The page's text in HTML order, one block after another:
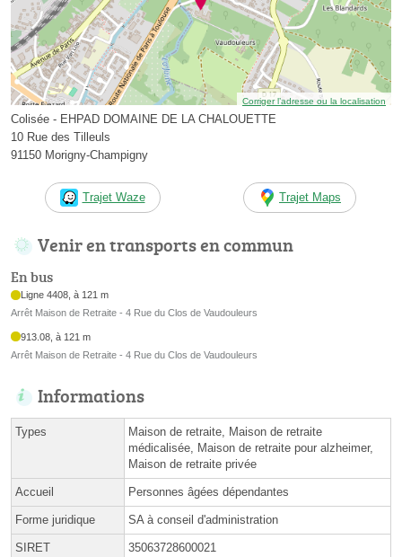
Corriger l’adresse ou la localisation
Colisée - EHPAD DOMAINE DE LA CHALOUETTE
10 Rue des Tilleuls
91150 Morigny-Champigny
Trajet Waze Trajet Maps
Venir en transports en commun
En bus
Ligne 4408, à 121 m
Arrêt Maison de Retraite - 4 Rue du Clos de Vaudouleurs
913.08, à 121 m
Arrêt Maison de Retraite - 4 Rue du Clos de Vaudouleurs
Informations
Types
Maison de retraite, Maison de retraite
médicalisée, Maison de retraite pour alzheimer,
Maison de retraite privée
Accueil Personnes âgées dépendantes
Forme juridique SA à conseil d'administration
SIRET 35063728600021